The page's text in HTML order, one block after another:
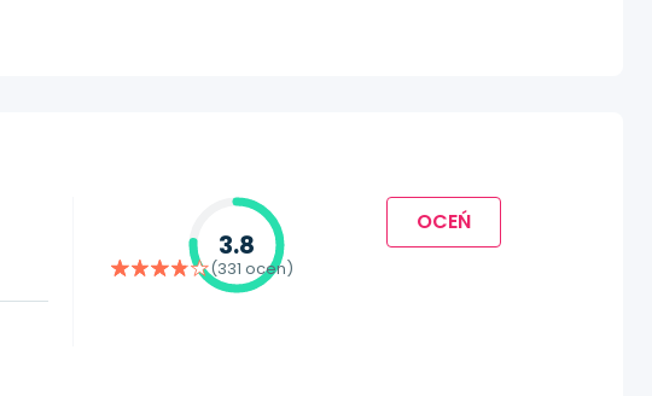
3.8
(331 ocen)
OCEŃ